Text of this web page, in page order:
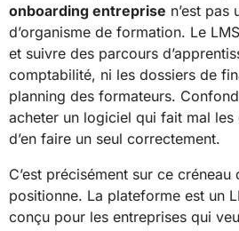
onboarding entreprise n’est pas
d’organisme de formation. Le
et suivre des parcours
comptabilité, ni les dossiers de
planning des formateurs.
acheter un logiciel qui fait mal les
d’en faire un seul correctement.
C’est précisément sur ce créneau
positionne. La plateforme est un
conçu pour les entreprises qui